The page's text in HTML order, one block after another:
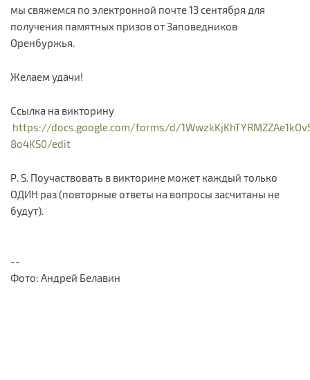
мы свяжемся по электронной почте 13 сентября для
получения памятных призов от Заповедников
Оренбуржья.
Желаем удачи!
Ссылка на викторину
https://docs.google.com/forms/d/
8o4KS0/edit
Р. S. Поучаствовать в викторине может каждый только
ОДИН раз (повторные ответы на вопросы засчитаны не
будут).
--
Фото: Андрей Белавин